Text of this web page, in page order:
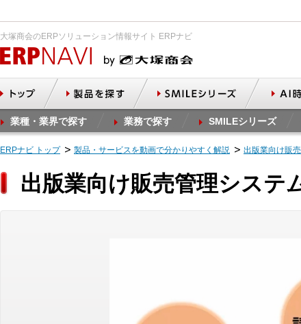
大塚商会のERPソリューション情報サイト ERPナビ
業種・業界で探す 業務で探す SMILEシリーズ
ERPナビ トップ 製品・サービスを動画で分かりやすく解説 出版業向け販
出版業向け販売管理システ